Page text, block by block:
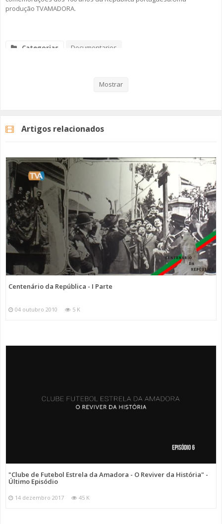
VEMOS OUVIMOS E LEMOS
ECOMOVE-TE
produção TVAMADORA.
Categorias
Documentarios
Mostrar
Artigos relacionados
Centenário da República - I Parte
04 outubro 2010 5 K
"Clube de Futebol Estrela da Amadora - O Reviver da História" -
Último Episódio
14 dezembro 2017 45 K